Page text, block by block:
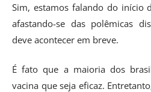
Sim, estamos falando do início
afastando-se das polêmicas
deve acontecer em breve.
É fato que a maioria dos
vacina que seja eficaz.